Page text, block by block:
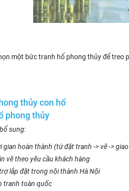
một bức tranh hổ phong thủy để treo
thủy con hổ
phong thủy
sung:
gian hoàn thành (từ đặt tranh -> vẽ ->
vẽ theo yêu cầu khách hàng
lắp đặt trong nội thành Hà Nội
tranh toàn quốc